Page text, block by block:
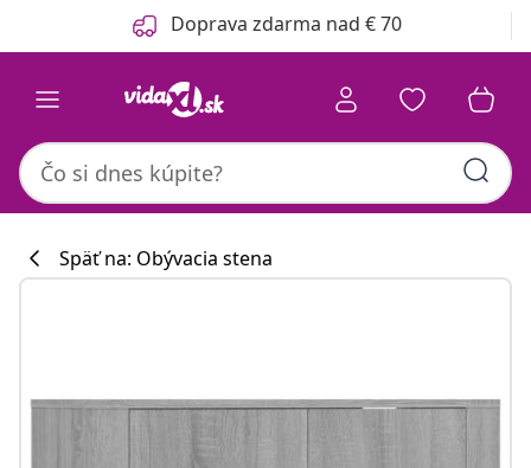
Predchádzajúce Doprava zdarma nad € 70
Späť na: Obývacia stena